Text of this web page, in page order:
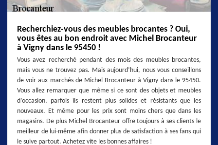
Recherchiez-vous des meubles brocantes ? Oui,
vous êtes au bon endroit avec Michel Brocanteur
à Vigny dans le 95450 !
Vous avez recherché pendant des mois des meubles brocantes,
mais vous ne trouvez pas. Mais aujourd’hui, nous vous conseillons
de voir aux marchés de Michel Brocanteur à Vigny dans le 95450.
Vous allez remarquer que même si ce sont des objets et meubles
d’occasion, parfois ils restent plus solides et résistants que les
nouveaux. Et même pour les prix sont moins chers que dans les
magasins. De plus Michel Brocanteur offre toujours à ses clients le
meilleur de lui-même afin donner plus de satisfaction à ses fans qui
le suive partout. Achetez vite les bonnes affaires !